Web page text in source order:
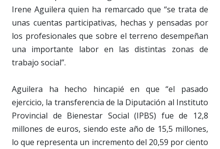
Irene Aguilera quien ha remarcado que “se trata de
unas cuentas participativas, hechas y pensadas por
los profesionales que sobre el terreno desempeñan
una importante labor en las distintas zonas de
trabajo social”.
Aguilera ha hecho hincapié en que “el pasado
ejercicio, la transferencia de la Diputación al Instituto
Provincial de Bienestar Social (IPBS) fue de 12,8
millones de euros, siendo este año de 15,5 millones,
lo que representa un incremento del 20,59 por ciento